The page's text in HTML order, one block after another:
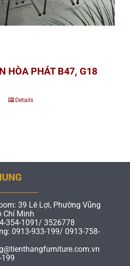
HÒA PHÁT B47, G18
Details
39 Lê Lợi, Phường Vũng
Chí Minh
354-1091/ 3526778
0913-933-199/ 0913-758-